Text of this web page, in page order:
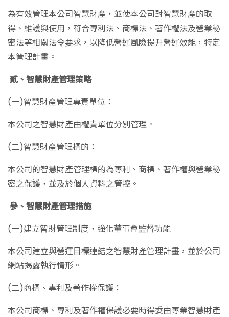
為有效管理本公司智慧財產，並使本公司對智慧財產的取
得、維護與使用，符合專利法、商標法、著作權法及營業秘
密法等相關法令要求，以降低營運風險提升營運效能，特定
本管理計畫。
貳、智慧財產管理策略
(一)智慧財產管理專責單位：
本公司之智慧財產由權責單位分別管理。
(二)智慧財產管理標的：
本公司的智慧財產管理標的為專利、商標、著作權與營業秘
密之保護，並及於個人資料之管控。
參、 智慧財產管理措施
(一)建立智財管理制度，強化董事會監督功能
本公司建立與營運目標連結之智慧財產管理計畫，並於公司
網站揭露執行情形。
(二)商標、專利及著作權保護：
本公司商標、專利及著作權保護必要時得委由專業智慧財產